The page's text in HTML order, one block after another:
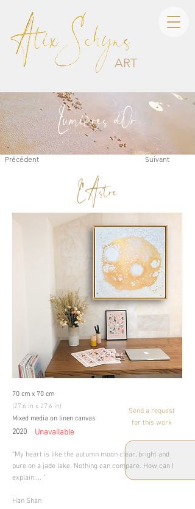
ART
Lumières d'Or
L'Astre
Précédent Suivant
70 cm x 70 cm
(27.6 in x 27.6 in)
Mixed media on linen canvas
2020 Unavailable
Send a request
for this work
“My heart is like the autumn moon clear, bright and
pure on a jade lake. Nothing can compare. How can I
explain.... ”
Han Shan